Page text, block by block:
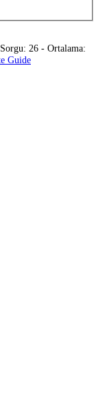
26 - Ortalama:
Guide